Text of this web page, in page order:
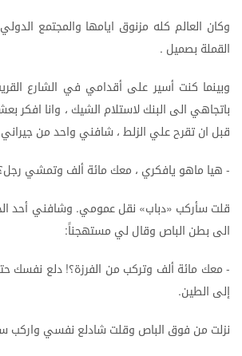
وكان العالم كله مزنوق ايامها والمجتمع الدولي
القملة بصميل .
وبينما كنت أسير على أقدامي في الشارع
باتجاهي الى البنكلاستلام الشيك ، وانا افكر
قبل انتقرحعلي الزلط، شافني واحدمنجيراني
- هيا ماهو يافكري ، معك مائةألف وتمشي
قلت سأركب «دباب» نقلعمومي. وشافني أحد
الى بطن الباص وقال لي مستهجناً:
- معك مائةألف وتركب من الفرزة؟!دلع نفسك
إلى الطين.
نزلت من فوق الباص وقلت شادلع نفسي واركب